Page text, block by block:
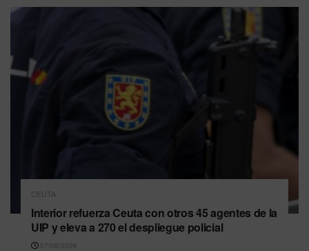
CEUTA
Interior refuerza Ceuta con otros 45 agentes de la
UIP y eleva a 270 el despliegue policial
07/08/2026